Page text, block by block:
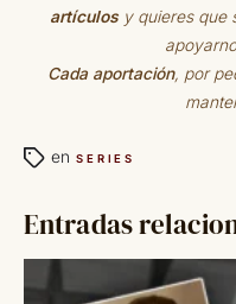
artículosy quieres que
Cada aportación, por
en SERIES
Entradas